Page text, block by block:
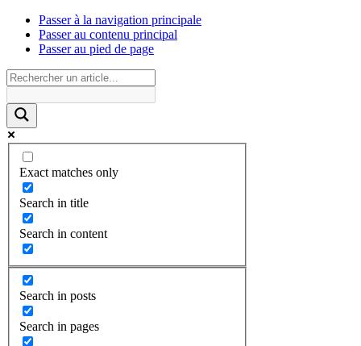
Passer à la navigation principale
Passer au contenu principal
Passer au pied de page
Exact matches only
Search in title
Search in content
Search in posts
Search in pages